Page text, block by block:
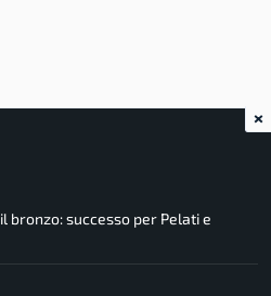
bronzo: successo per Pelati e
×